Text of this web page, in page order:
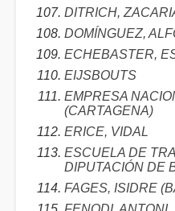
DITRICH,
DOMÍNGUEZ,
ECHEBASTER,
EIJSBOUTS
EMPRESA
(CARTAGENA)
ERICE, VIDAL
ESCUELA DE
DIPUTACIÓN DE
FAGES, ISIDRE